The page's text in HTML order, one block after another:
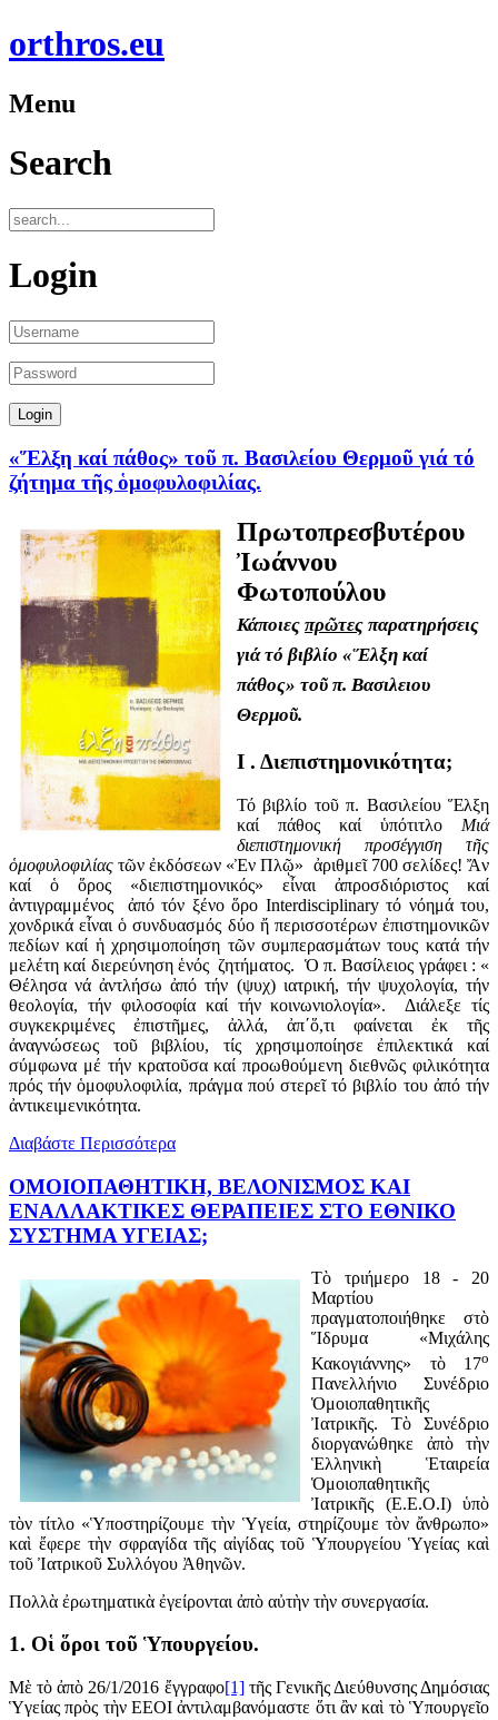
orthros.eu
Menu
Search
Login
«Ἕλξη καί πάθος» τοῦ π. Βασιλείου Θερμοῦ γιά τό
ζήτημα τῆς ὁμοφυλοφιλίας.
Πρωτοπρεσβυτέρου
Ἰωάννου
Φωτοπούλου
Κάποιες πρῶτες παρατηρήσεις
γιά τό βιβλίο «Ἕλξη καί
πάθος» τοῦ π. Βασιλειου
Θερμοῦ.
Ι . Διεπιστημονικότητα;
Τό βιβλίο τοῦ π. Βασιλείου Ἕλξη
καί πάθος καί ὑπότιτλο Μιά
διεπιστημονική προσέγγιση τῆς
ὁμοφυλοφιλίαςτῶν ἐκδόσεων «Ἐν Πλῷ» ἀριθμεῖ 700 σελίδες! Ἄν
καί ὁ ὅρος «διεπιστημονικός» εἶναι ἀπροσδιόριστος καί
ἀντιγραμμένος ἀπό τόν ξένο ὅρο Interdisciplinaryτό νόημά του,
χονδρικά εἶναι ὁ συνδυασμός δύο ἤ περισσοτέρων ἐπιστημονικῶν
πεδίων καί ἡ χρησιμοποίηση τῶν συμπερασμάτων τους κατά τήν
μελέτη καί διερεύνηση ἑνός ζητήματος. Ὁ π. Βασίλειος γράφει : «
Θέλησα νά ἀντλήσω ἀπό τήν (ψυχ) ιατρική, τήν ψυχολογία, τήν
θεολογία, τήν φιλοσοφία καί τήν κοινωνιολογία». Διάλεξε τίς
συγκεκριμένες ἐπιστῆμες, ἀλλά, ἀπ΄ὅ,τι φαίνεται ἐκ τῆς
ἀναγνώσεως τοῦ βιβλίου, τίς χρησιμοποίησε ἐπιλεκτικά καί
σύμφωνα μέ τήν κρατοῦσα καί προωθούμενη διεθνῶς φιλικότητα
πρός τήν ὁμοφυλοφιλία, πράγμα πού στερεῖ τό βιβλίο του ἀπό τήν
ἀντικειμενικότητα.
Διαβάστε Περισσότερα
ΟΜΟΙΟΠΑΘΗΤΙΚΗ, ΒΕΛΟΝΙΣΜΟΣ ΚΑΙ
ΕΝΑΛΛΑΚΤΙΚΕΣ ΘΕΡΑΠΕΙΕΣ ΣΤΟ ΕΘΝΙΚΟ
ΣΥΣΤΗΜΑ ΥΓΕΙΑΣ;
Τὸ τριήμερο 18 - 20
Μαρτίου
πραγματοποιήθηκε στὸ
Ἵδρυμα «Μιχάλης
Κακογιάννης» τὸ 17ο
Πανελλήνιο Συνέδριο
Ὁμοιοπαθητικῆς
Ἰατρικῆς. Τὸ Συνέδριο
διοργανώθηκε ἀπὸ τὴν
Ἑλληνικὴ Ἑταιρεία
Ὁμοιοπαθητικῆς
Ἰατρικῆς (Ε.Ε.Ο.Ι) ὑπὸ
τὸν τίτλο «Ὑποστηρίζουμε τὴν Ὑγεία, στηρίζουμε τὸν ἄνθρωπο»
καὶ ἔφερε τὴν σφραγίδα τῆς αἰγίδας τοῦ Ὑπουργείου Ὑγείας καὶ
τοῦ Ἰατρικοῦ Συλλόγου Ἀθηνῶν.
Πολλὰ ἐρωτηματικὰ ἐγείρονται ἀπὸ αὐτὴν τὴν συνεργασία.
1. Οἱ ὅροι τοῦ Ὑπουργείου.
Μὲ τὸ ἀπὸ 26/1/2016 ἔγγραφο[1]τῆς Γενικῆς Διεύθυνσης Δημόσιας
Ὑγείας πρὸς τὴν ΕΕΟΙ ἀντιλαμβανόμαστε ὅτι ἂν καὶ τὸ Ὑπουργεῖο